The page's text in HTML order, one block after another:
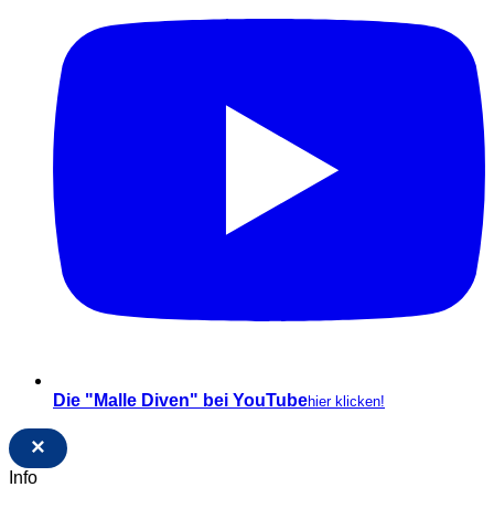
Die "Malle Diven" bei YouTubehier klicken!
×
Info